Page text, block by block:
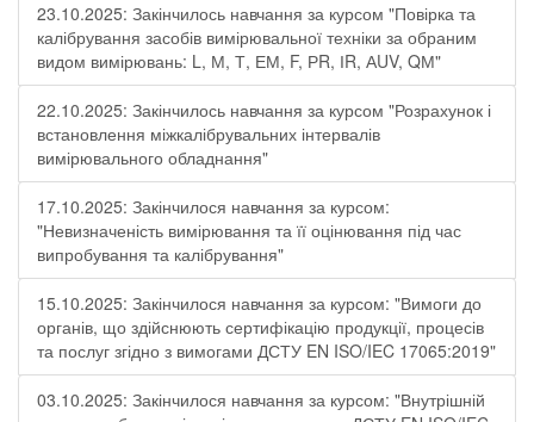
23.10.2025: Закінчилось навчання за курсом "Повірка та
калібрування засобів вимірювальної техніки за обраним
видом вимірювань: L, М, Т, ЕМ, F, РR, ІR, АUV, QМ"
22.10.2025: Закінчилось навчання за курсом "Розрахунок і
встановлення міжкалібрувальних інтервалів
вимірювального обладнання"
17.10.2025: Закінчилося навчання за курсом:
"Невизначеність вимірювання та її оцінювання під час
випробування та калібрування"
15.10.2025: Закінчилося навчання за курсом: "Вимоги до
органів, що здійснюють сертифікацію продукції, процесів
та послуг згідно з вимогами ДСТУ EN ISO/IEC 17065:2019"
03.10.2025: Закінчилося навчання за курсом: "Внутрішній